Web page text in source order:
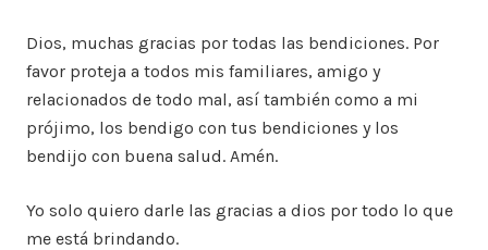
Dios, muchas gracias por todas las bendiciones. Por
favor proteja a todos mis familiares, amigo y
relacionados de todo mal, así también como a mi
prójimo, los bendigo con tus bendiciones y los
bendijo con buena salud. Amén.
Yo solo quiero darle las gracias a dios por todo lo que
me está brindando.